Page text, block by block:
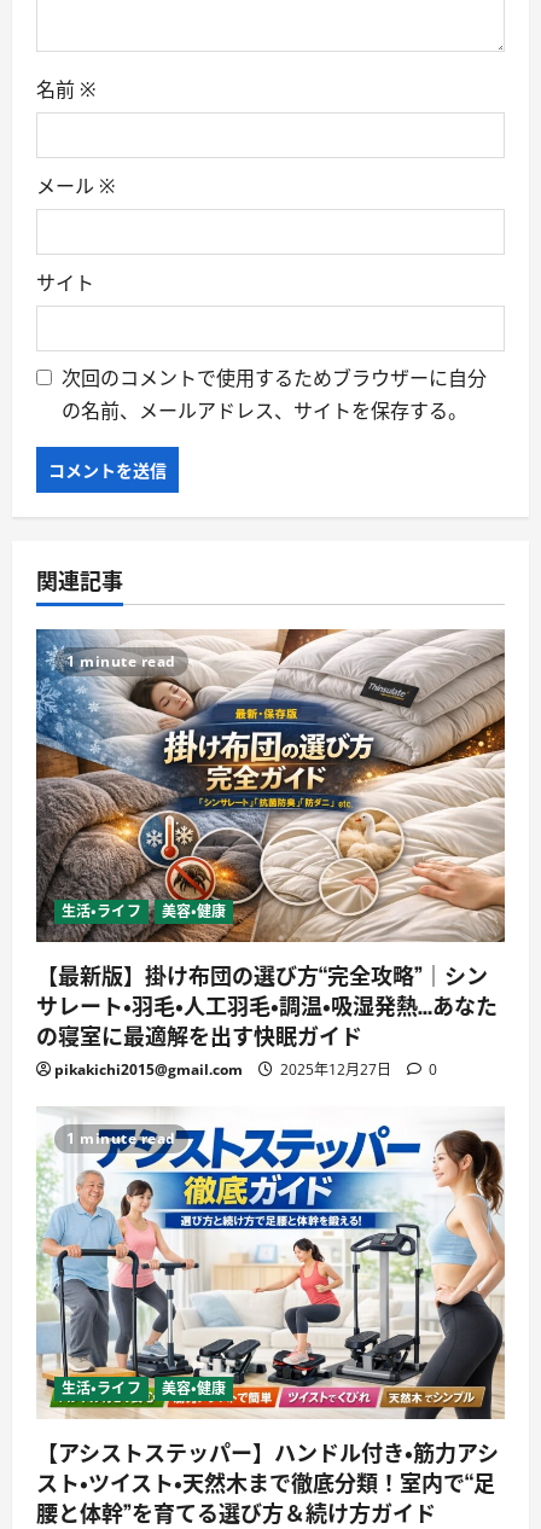
名前 ※
メール ※
サイト
次回のコメントで使用するためブラウザーに自分
の名前、メールアドレス、サイトを保存する。
関連記事
1 minute read
生活・ライフ 美容・健康
【最新版】掛け布団の選び方“完全攻略”｜シン
サレート・羽毛・人工羽毛・調温・吸湿発熱…あなた
の寝室に最適解を出す快眠ガイド
pikakichi2015@gmail.com 2025年12月27日 0
1 minute read
生活・ライフ 美容・健康
【アシストステッパー】ハンドル付き・筋力アシ
スト・ツイスト・天然木まで徹底分類！室内で“足
腰と体幹”を育てる選び方＆続け方ガイド